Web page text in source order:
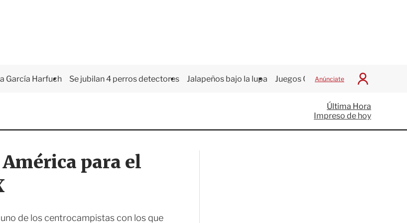
García Harfuch Se jubilan 4 perros detectores Jalapeños bajo la lupa Juegos Centroamericanos
Anúnciate
I
c
i
a
Última Hora
Impreso de hoy
para el
de los centrocampistas con los que